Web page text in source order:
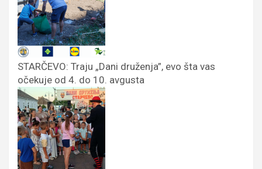
STARČEVO: Traju „Dani druženja”, evo šta vas
očekuje od 4. do 10. avgusta